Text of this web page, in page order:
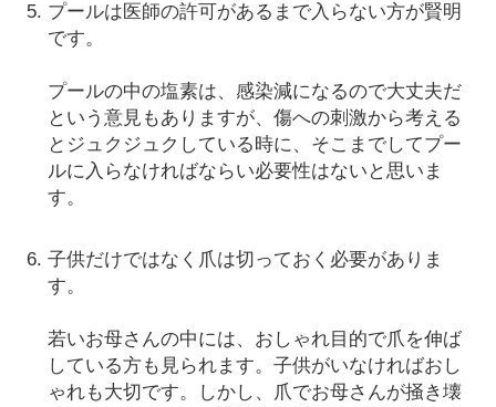
プールは医師の許可があるまで入らない方が賢明
です。
プールの中の塩素は、感染減になるので大丈夫だ
という意見もありますが、傷への刺激から考える
とジュクジュクしている時に、そこまでしてプー
ルに入らなければならい必要性はないと思いま
す。
子供だけではなく爪は切っておく必要がありま
す。
若いお母さんの中には、おしゃれ目的で爪を伸ば
している方も見られます。子供がいなければおし
ゃれも大切です。しかし、爪でお母さんが掻き壊